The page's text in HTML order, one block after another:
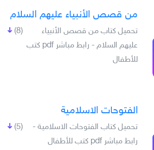
من قصص الأنبياء عليهم السلام
(8)
تحميل كتاب من قصص الأنبياء
عليهم السلام - رابط مباشر pdf كتب
للأطفال
الفتوحات الاسلامية
(5)
تحميل كتاب الفتوحات الاسلامية -
رابط مباشر pdf كتب للأطفال